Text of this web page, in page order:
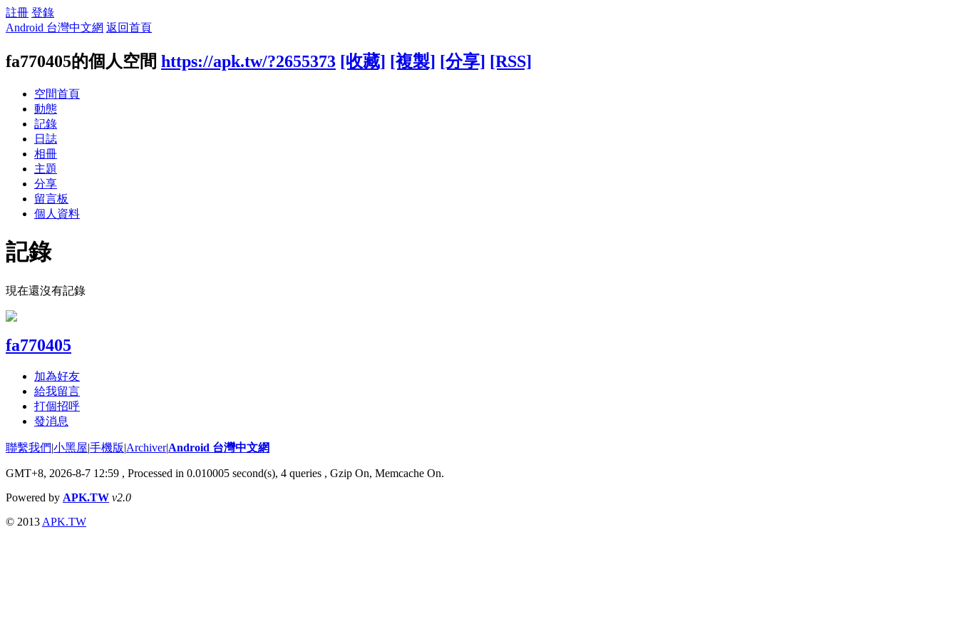
註冊 登錄
Android 台灣中文網 返回首頁
fa770405的個人空間 https://apk.tw/?2655373 [收藏] [複製] [分享] [RSS]
空間首頁
動態
記錄
日誌
相冊
主題
分享
留言板
個人資料
記錄
現在還沒有記錄
fa770405
加為好友
給我留言
打個招呼
發消息
聯繫我們|小黑屋|手機版|Archiver|Android 台灣中文網
GMT+8, 2026-8-7 12:59 , Processed in 0.010005 second(s), 4 queries , Gzip On, Memcache On.
Powered by APK.TW v2.0
© 2013 APK.TW